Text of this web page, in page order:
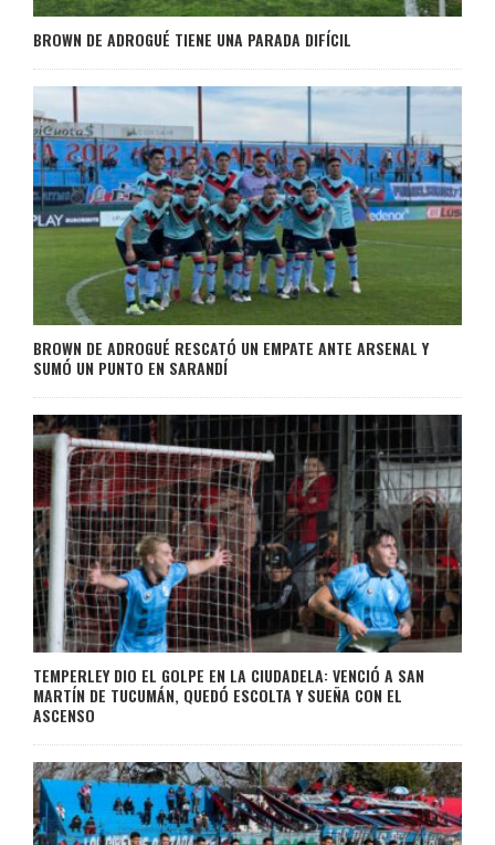
BROWN DE ADROGUÉ TIENE UNA PARADA DIFÍCIL
BROWN DE ADROGUÉ RESCATÓ UN EMPATE ANTE ARSENAL Y
SUMÓ UN PUNTO EN SARANDÍ
TEMPERLEY DIO EL GOLPE EN LA CIUDADELA: VENCIÓ A SAN
MARTÍN DE TUCUMÁN, QUEDÓ ESCOLTA Y SUEÑA CON EL
ASCENSO